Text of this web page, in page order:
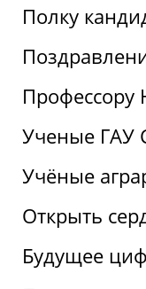
Полку
Профессору
Ученые ГАУ
Учёные
Открыть
Будущее